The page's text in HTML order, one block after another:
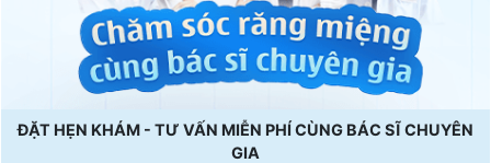
ĐẶT HẸN KHÁM - TƯ VẤN MIỄN PHÍ CÙNG BÁC SĨ CHUYÊN
GIA